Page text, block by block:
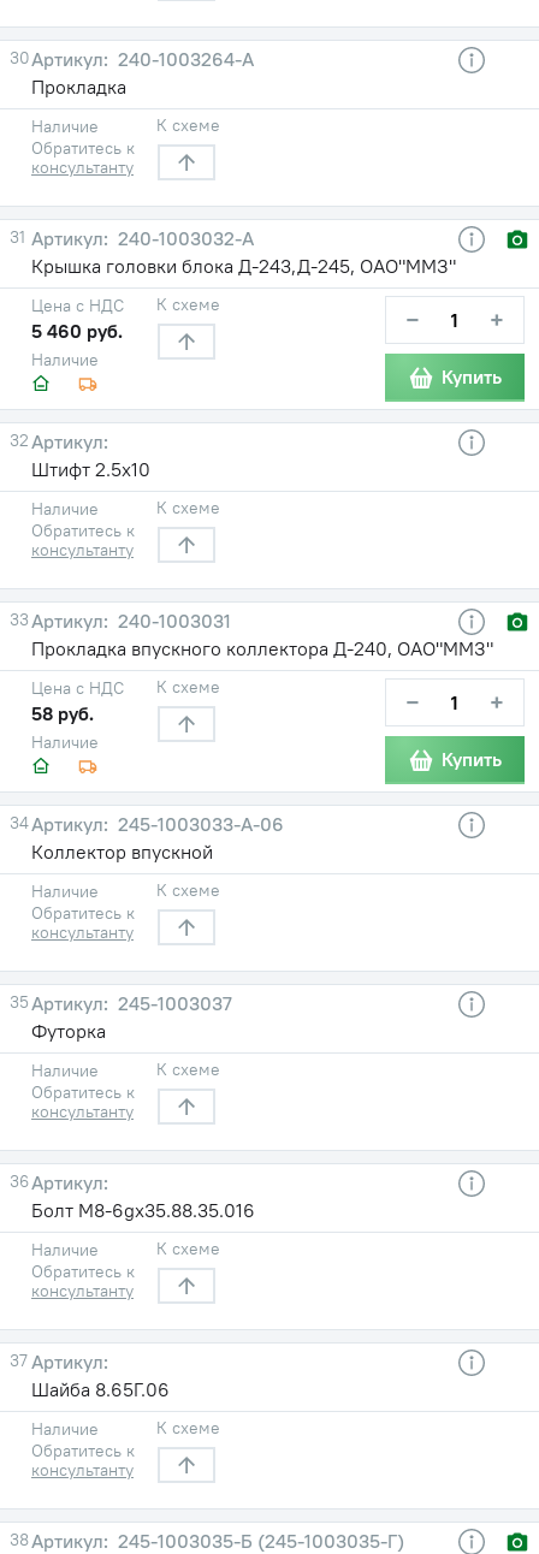
30
240-1003264-А
Прокладка
Наличие
Обратитесь к
консультанту
К схеме
31
240-1003032-А
Крышка головки блока Д-243,Д-245, ОАО"ММЗ"
Наличие
Цена с НДС
5 460 руб.
К схеме − +
Купить
32
Штифт 2.5х10
Наличие
Обратитесь к
консультанту
К схеме
33
240-1003031
Прокладка впускного коллектора Д-240, ОАО"ММЗ"
Наличие
Цена с НДС
58 руб.
К схеме − +
Купить
34
245-1003033-А-06
Коллектор впускной
Наличие
Обратитесь к
консультанту
К схеме
35
245-1003037
Футорка
Наличие
Обратитесь к
консультанту
К схеме
36
Болт М8-6gх35.88.35.016
Наличие
Обратитесь к
консультанту
К схеме
37
Шайба 8.65Г.06
Наличие
Обратитесь к
консультанту
К схеме
38 245-1003035-Б (245-1003035-Г)